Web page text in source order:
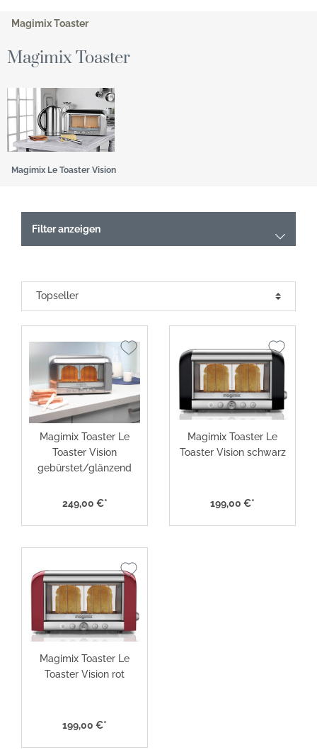
Magimix Toaster
Magimix Toaster
Magimix Le Toaster Vision
Filter anzeigen
Magimix Toaster Le
Toaster Vision
gebürstet/glänzend
249,00 €*
Magimix Toaster Le
Toaster Vision schwarz
199,00 €*
Magimix Toaster Le
Toaster Vision rot
199,00 €*